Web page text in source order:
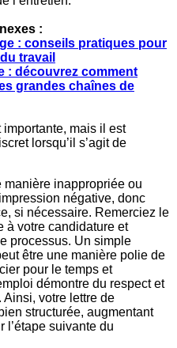
:
: conseils pratiques pour
travail
: découvrez comment
grandes chaînes de
mais il est
lorsqu’il s’agit de
manière inappropriée ou
négative, donc
si nécessaire. Remerciez le
à votre candidature et
processus. Un simple
être une manière polie de
pour le temps et
démontre du respect et
votre lettre de
structurée, augmentant
l’étape suivante du